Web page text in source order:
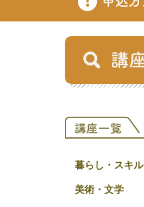
暮らし・スキル
美術・文学